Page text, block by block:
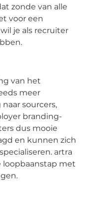
zonde van alle
voor een
je als recruiter
van het
meer
sourcers,
branding-
dus mooie
en kunnen zich
artra
met